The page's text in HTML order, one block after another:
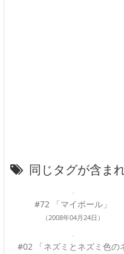
同じタグが含ま
#72 「マイボール」
（2008年04月24日）
#02 「ネズミとネズミ色の